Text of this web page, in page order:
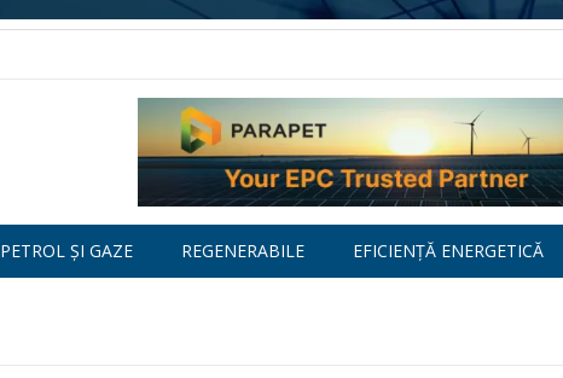
PETROL ȘI GAZE REGENERABILE EFICIENȚĂ ENERGETICĂ